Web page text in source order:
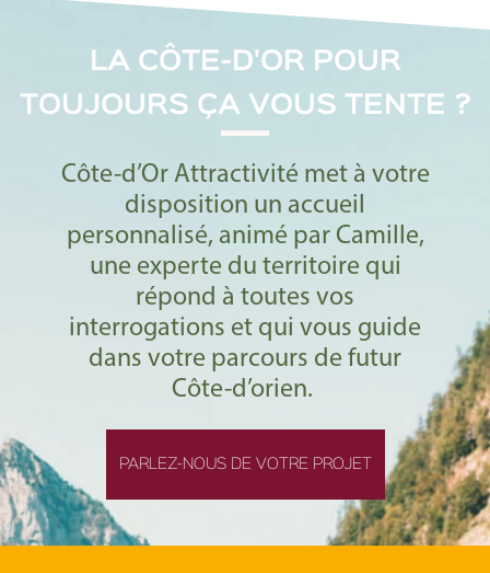
LA CÔTE-D'OR POUR
TOUJOURS ÇA VOUS TENTE ?
Côte-d’Or Attractivité met à votre
disposition un accueil
personnalisé, animé par Camille,
une experte du territoire qui
répond à toutes vos
interrogations et qui vous guide
dans votre parcours de futur
Côte-d’orien.
PARLEZ-NOUS DE VOTRE PROJET